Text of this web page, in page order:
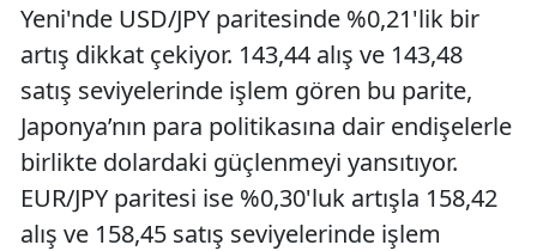
Yeni'nde USD/JPY paritesinde %0,21'lik bir
artış dikkat çekiyor. 143,44 alış ve 143,48
satış seviyelerinde işlem gören bu parite,
Japonya’nın para politikasına dair endişelerle
birlikte dolardaki güçlenmeyi yansıtıyor.
EUR/JPY paritesi ise %0,30'luk artışla 158,42
alış ve 158,45 satış seviyelerinde işlem